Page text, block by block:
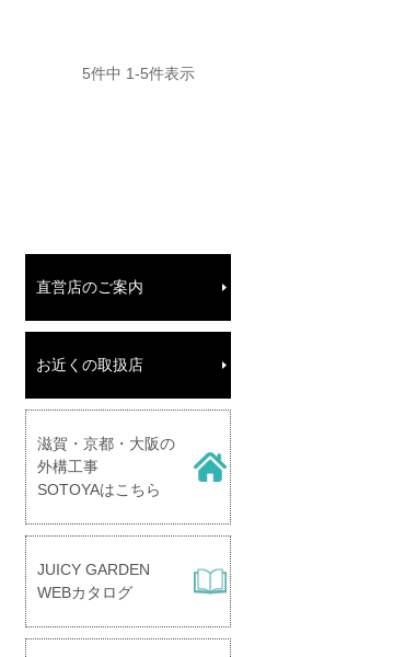
5件中 1-5件表示
直営店のご案内
お近くの取扱店
滋賀・京都・大阪の
外構工事
SOTOYAはこちら
JUICY GARDEN
WEBカタログ